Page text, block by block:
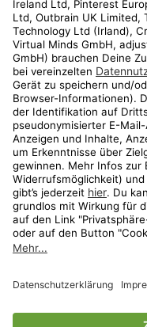
Kundenservice
Shop
Aktionen
Travel